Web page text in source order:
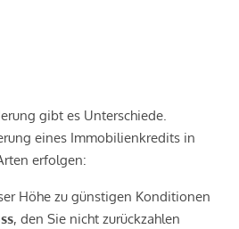
gibt es Unterschiede.
eines Immobilienkredits in
erfolgen:
Höhe zu günstigen Konditionen
, den Sie nicht zurückzahlen